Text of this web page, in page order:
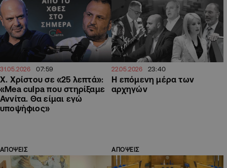
31.05.2026 07:59
Χ. Χρίστου σε «25 λεπτά»:
«Mea culpa που στηρίξαμε
Αννίτα. Θα είμαι εγώ
υποψήφιος»
22.05.2026 23:40
Η επόμενη μέρα των
αρχηγών
ΑΠΟΨΕΙΣ ΑΠΟΨΕΙΣ